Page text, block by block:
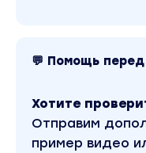
💬 Помощь перед
Хотите
Отправим
пример видео